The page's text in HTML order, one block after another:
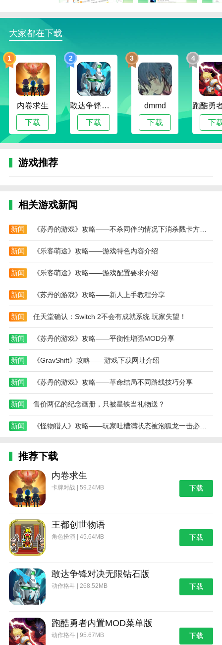
3、软件小巧，无广告插件广告，内置安卓游戏都
经过严格的审核，让手机游戏玩家能够安安心心玩游
戏。
资讯，让你把握最新最酷的游戏动态。
4399游戏盒软件怎么查看实名认证信息
1、在4399游戏盒“我”界面点击右上角“设置”。
2、点击“个人资料”。
3、找到“身份认证”选项。
4399游戏盒软件怎么解绑QQ
2、点击设置。
4、点击qq后面的已绑定，我们的手机界面就会出
现当前暂不支持解除绑定哦~，所以我们只能联系平台
客服进行解绑。
本站为您提供4399游戏盒 免广告版的 手机游戏 ，
欢迎大家记住本站网址，本站是您下载安卓手游app最
好的网站！
大家都在下载
1
内卷求生
下载
2
敢达争锋对决无限钻石版
下载
3
dmmd
下载
4
下
游戏推荐
相关游戏新闻
新闻 《苏丹的游戏》攻略——不杀同伴的情况下消杀戮卡方法介绍
新闻 《乐客萌途》攻略——游戏特色内容介绍
新闻 《乐客萌途》攻略——游戏配置要求介绍
新闻 《苏丹的游戏》攻略——新人上手教程分享
新闻 任天堂确认：Switch 2不会有成就系统 玩家失望！
新闻 《苏丹的游戏》攻略——平衡性增强MOD分享
新闻 《GravShift》攻略——游戏下载网址介绍
新闻 《苏丹的游戏》攻略——革命结局不同路线技巧分享
新闻 售价两亿的纪念画册，只被星铁当礼物送？
新闻 《怪物猎人》攻略——玩家吐槽满状态被泡狐龙一击必杀 网友支招吃大蒜
推荐下载
内卷求生
卡牌对战 | 59.24MB 下载
王都创世物语
角色扮演 | 45.64MB 下载
敢达争锋对决无限钻石版
动作格斗 | 268.52MB 下载
跑酷勇者内置MOD菜单版
动作格斗 | 95.67MB 下载